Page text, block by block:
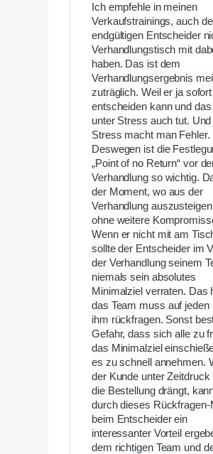
Ich empfehle in meinen
Verkaufstrainings, auch
endgültigen Entscheider
Verhandlungstisch mit
haben. Das ist dem
Verhandlungsergebnis
zuträglich. Weil er ja sofort
entscheiden kann und das
unter Stress auch tut.
Stress macht man Fehler.
Deswegen ist die
„Point of no Return“ vor
Verhandlung so wichtig.
der Moment, wo aus der
Verhandlung
ohne weitere
Wenn er nicht mit am
sollte der Entscheider im
der Verhandlung seinem
niemals sein absolutes
Minimalziel verraten. Das
das Team muss auf jeden
ihm rückfragen. Sonst
Gefahr, dass sich alle zu
das Minimalziel
es zu schnell annehmen.
der Kunde unter Zeitdruck
die Bestellung drängt,
durch dieses
beim Entscheider ein
interessanter Vorteil
dem richtigen Team und